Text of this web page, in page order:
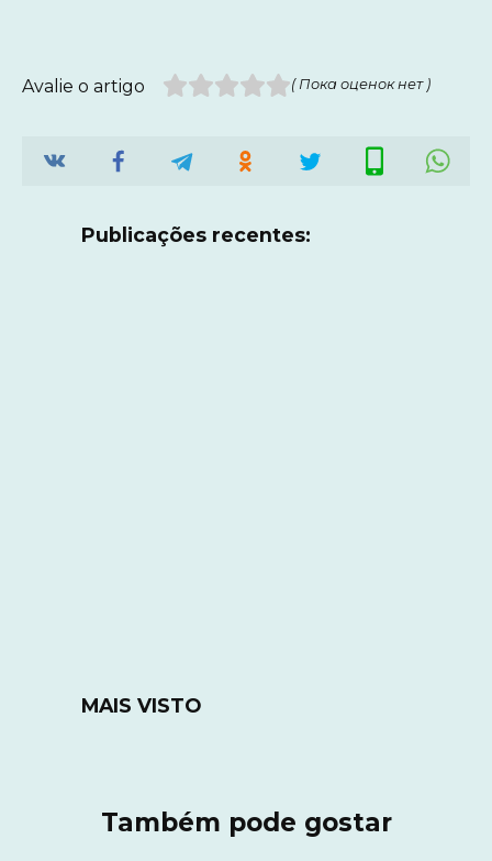
Avalie o artigo ( Пока оценок нет )
Publicações recentes:
MAIS VISTO
Também pode gostar